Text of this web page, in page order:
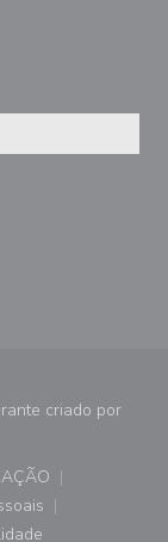
criado por
nova janela))
numa nova janela))
janela))